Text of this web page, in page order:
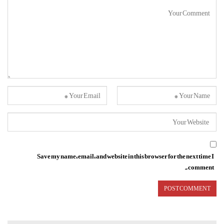
Save my name, email, and website in this browser for the next time I
comment.